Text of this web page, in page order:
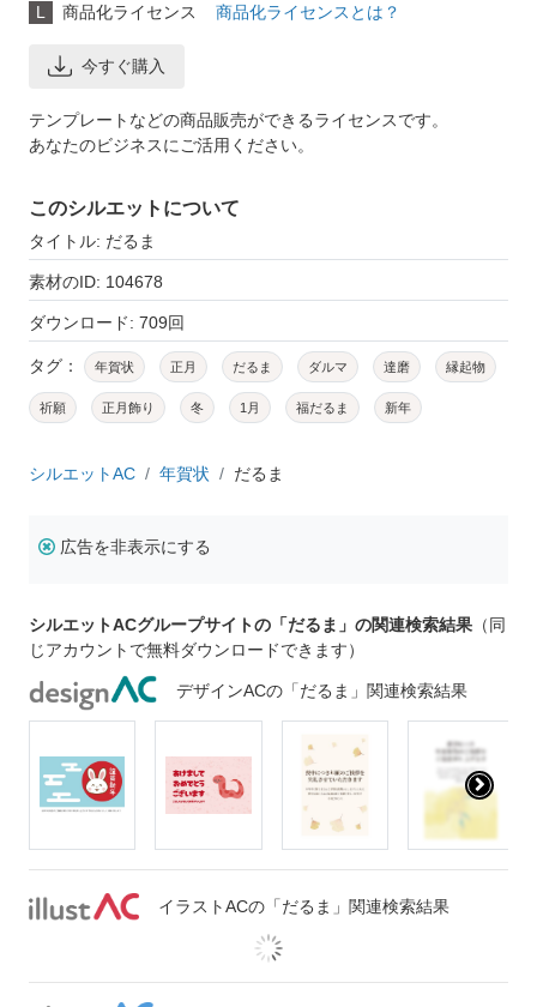
L 商品化ライセンス 商品化ライセンスとは？
今すぐ購入
テンプレートなどの商品販売ができるライセンスです。
あなたのビジネスにご活用ください。
このシルエットについて
タイトル: だるま
素材のID: 104678
ダウンロード: 709回
タグ： 年賀状 正月 だるま ダルマ 達磨 縁起物
祈願 正月飾り 冬 1月 福だるま 新年
シルエットAC 年賀状 だるま
広告を非表示にする
シルエットACグループサイトの「だるま」の関連検索結果 （同
じアカウントで無料ダウンロードできます）
デザインACの「だるま」関連検索結果
イラストACの「だるま」関連検索結果